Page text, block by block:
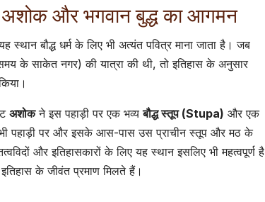
अशोक और भगवान बुद्ध का आगमन
बौद्ध धर्म के लिए भी अत्यंत पवित्र माना जाता है। जब
के साकेत नगर) की यात्रा की थी, तो इतिहास के अनुसार
अशोकने इस पहाड़ी पर एक भव्यबौद्ध स्तूप (Stupa) और एक
भी पहाड़ी पर और इसके आस-पास उस प्राचीन स्तूप और मठ के
और इतिहासकारों के लिए यह स्थान इसलिए भी महत्वपूर्ण है
इतिहास के जीवंत प्रमाण मिलते हैं।